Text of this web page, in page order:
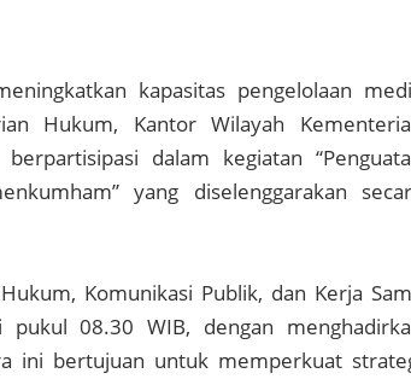
kapasitas pengelolaan
Hukum, Kantor Wilayah
dalam kegiatan
yang diselenggarakan
Komunikasi Publik, dan Kerja
08.30 WIB, dengan
ini bertujuan untuk memperkuat